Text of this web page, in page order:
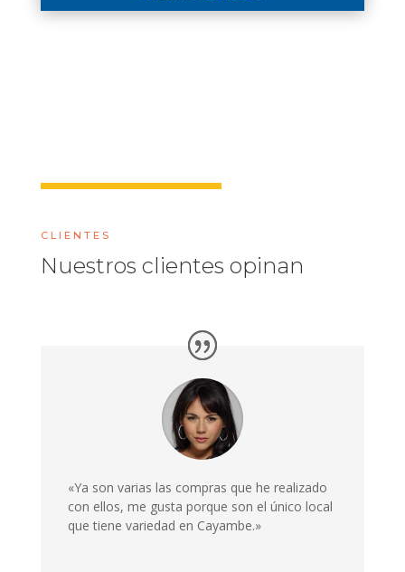
CLIENTES
Nuestros clientes opinan
«Ya son varias las compras que he realizado
con ellos, me gusta porque son el único local
que tiene variedad en Cayambe.»